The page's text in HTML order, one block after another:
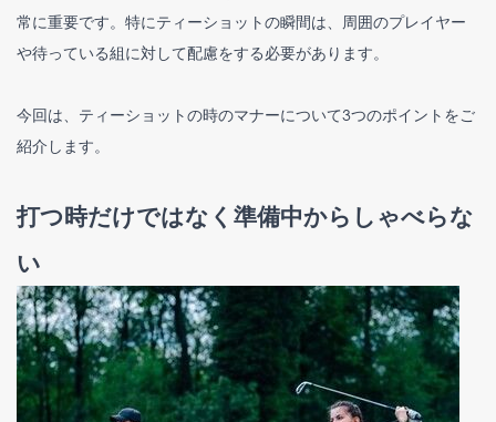
常に重要です。特にティーショットの瞬間は、周囲のプレイヤー
や待っている組に対して配慮をする必要があります。
今回は、ティーショットの時のマナーについて3つのポイントをご
紹介します。
打つ時だけではなく準備中からしゃべらな
い